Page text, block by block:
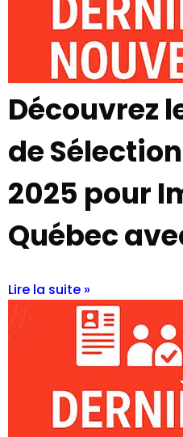
Découvrez
de
2025 pour
Québec
Lire la suite »